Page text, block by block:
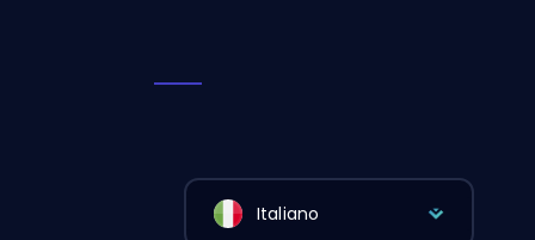
Italiano